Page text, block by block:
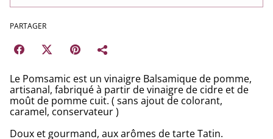
PARTAGER
Le Pomsamic est un vinaigre Balsamique de pomme,
artisanal, fabriqué à partir de vinaigre de cidre et de
moût de pomme cuit. ( sans ajout de colorant,
caramel, conservateur )
Doux et gourmand, aux arômes de tarte Tatin.